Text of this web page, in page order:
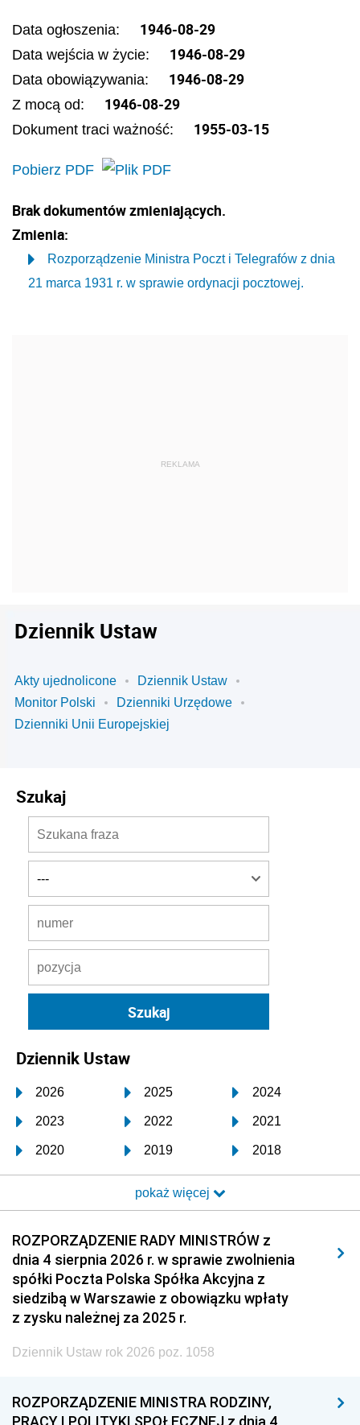
Data ogłoszenia: 1946-08-29
Data wejścia w życie: 1946-08-29
Data obowiązywania: 1946-08-29
Z mocą od: 1946-08-29
Dokument traci ważność: 1955-03-15
Pobierz PDF
Brak dokumentów zmieniających.
Zmienia:
Rozporządzenie Ministra Poczt i Telegrafów z dnia
21 marca 1931 r. w sprawie ordynacji pocztowej.
Dziennik Ustaw
Akty ujednolicone
Dziennik Ustaw
Monitor Polski
Dzienniki Urzędowe
Dzienniki Unii Europejskiej
Szukaj
Dziennik Ustaw
2026 2025 2024
2023 2022 2021
2020 2019 2018
2017 2016 2015
2014 2013 2012
2011 2010 2009
2008 2007 2006
2005 2004 2003
2002 2001
1999 1998
1993 1992 1991
pokaż więcej
ROZPORZĄDZENIE RADY MINISTRÓW z
dnia 4 sierpnia 2026 r. w sprawie zwolnienia
spółki Poczta Polska Spółka Akcyjna z
siedzibą w Warszawie z obowiązku wpłaty
z zysku należnej za 2025 r.
Dziennik Ustaw rok 2026 poz. 1058
ROZPORZĄDZENIE MINISTRA RODZINY,